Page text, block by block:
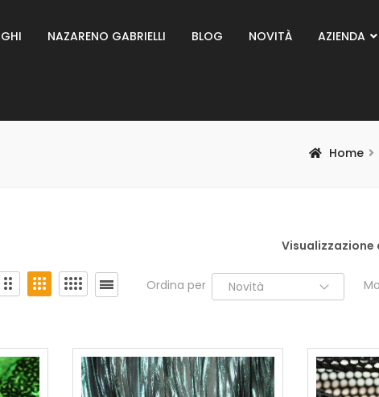
NAZARENO GABRIELLI BLOG NOVITÀ AZIENDA
Home
Visualizzazione
Ordina per